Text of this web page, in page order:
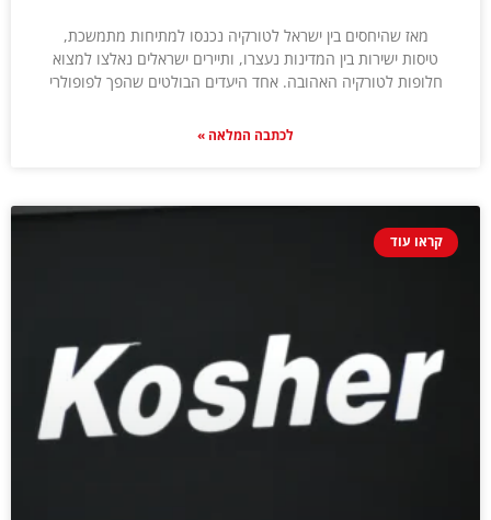
מאז שהיחסים בין ישראל לטורקיה נכנסו למתיחות מתמשכת,
טיסות ישירות בין המדינות נעצרו, ותיירים ישראלים נאלצו למצוא
חלופות לטורקיה האהובה. אחד היעדים הבולטים שהפך לפופולרי
לכתבה המלאה »
קראו עוד